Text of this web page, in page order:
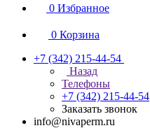
0 Избранное
0 Корзина
+7 (342) 215-44-54
Назад
Телефоны
+7 (342) 215-44-54
Заказать звонок
info@nivaperm.ru